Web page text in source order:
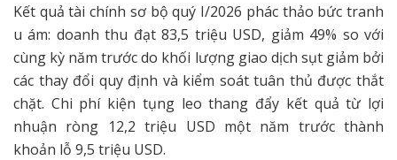
Kết quả tài chính sơ bộ quý I/2026 phác thảo bức tranh
u ám: doanh thu đạt 83,5 triệu USD, giảm 49% so với
cùng kỳ năm trước do khối lượng giao dịch sụt giảm bởi
các thay đổi quy định và kiểm soát tuân thủ được thắt
chặt. Chi phí kiện tụng leo thang đẩy kết quả từ lợi
nhuận ròng 12,2 triệu USD một năm trước thành
khoản lỗ 9,5 triệu USD.